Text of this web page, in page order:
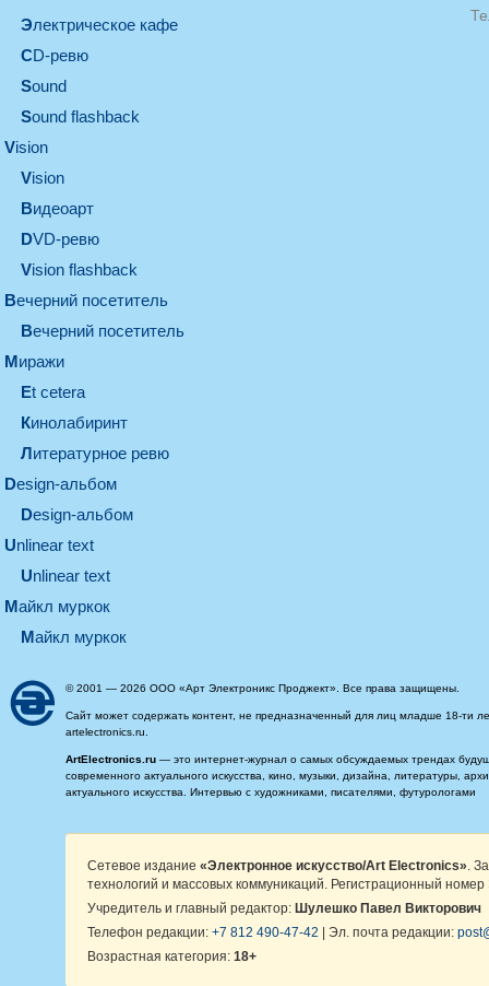
электрическое кафе
CD-ревю
sound
Sound flashback
vision
vision
видеоарт
DVD-ревю
Vision flashback
вечерний посетитель
вечерний посетитель
миражи
et cetera
кинолабиринт
литературное ревю
design-альбом
design-альбом
unlinear text
Unlinear text
майкл муркок
майкл муркок
© 2001 — 2026 ООО «Арт Электроникс Проджект». Все права защищены.
Сайт может содержать контент, не предназначенный для лиц младше 18-ти
artelectronics.ru.
ArtElectronics.ru — это интернет-журнал о самых обсуждаемых трендах
современного актуального искусства, кино, музыки, дизайна, литературы,
актуального искусства. Интервью с художниками, писателями, футурологами
Сетевое издание «Электронное искусство/Art Electronics» .
технологий и массовых коммуникаций. Регистрационный
Учредитель и главный редактор: Шулешко Павел Викторович
Телефон редакции: +7 812 490-47-42 | Эл. почта редакции:
Возрастная категория: 18+